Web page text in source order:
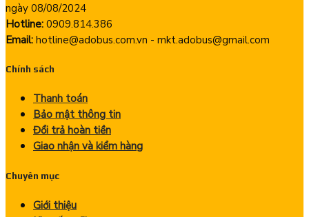
ngày 08/08/2024
Hotline: 0909.814.386
Email: hotline@adobus.com.vn - mkt.adobus@gmail.com
Chính sách
Thanh toán
Bảo mật thông tin
Đổi trả hoàn tiền
Giao nhận và kiểm hàng
Chuyên mục
Giới thiệu